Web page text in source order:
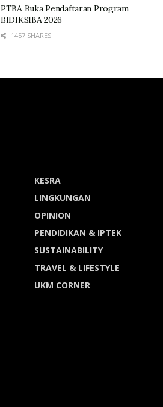
PTBA Buka Pendaftaran Program
BIDIKSIBA 2026
1457 SHARES
KESRA
LINGKUNGAN
OPINION
PENDIDIKAN & IPTEK
SUSTAINABILITY
TRAVEL & LIFESTYLE
UKM CORNER